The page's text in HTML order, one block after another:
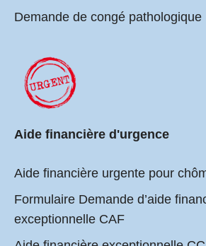
Demande de congé pathologique
Aide financière d'urgence
Aide financière urgente pour
Formulaire Demande d’aide
exceptionnelle CAF